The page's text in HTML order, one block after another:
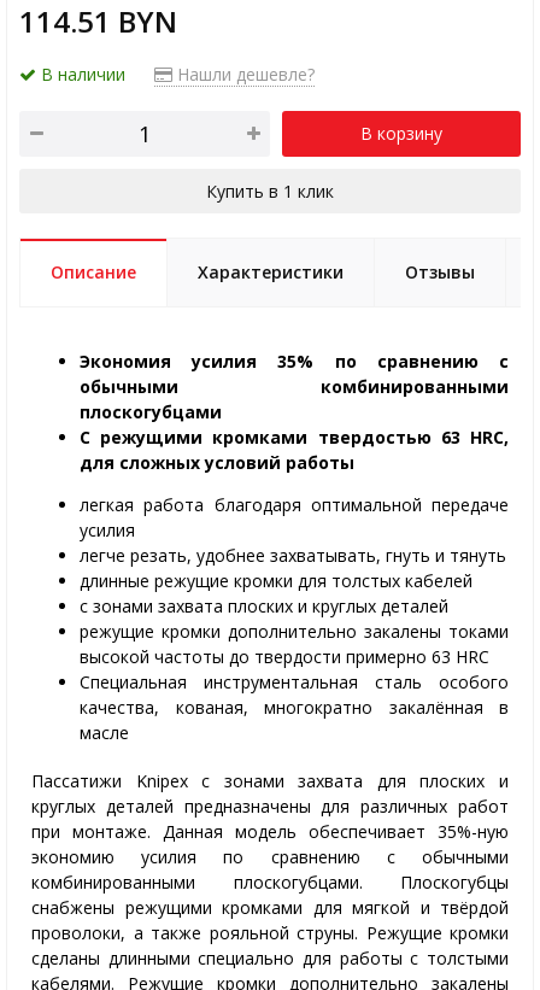
114.51 BYN
В наличии Нашли дешевле?
В корзину
Купить в 1 клик
Описание Характеристики Отзывы
Экономия усилия 35% по сравнению с
обычными комбинированными
плоскогубцами
C режущими кромками твердостью 63 HRC,
для сложных условий работы
легкая работа благодаря оптимальной передаче
усилия
легче резать, удобнее захватывать, гнуть и тянуть
длинные режущие кромки для толстых кабелей
с зонами захвата плоских и круглых деталей
режущие кромки дополнительно закалены токами
высокой частоты до твердости примерно 63 HRC
Специальная инструментальная сталь особого
качества, кованая, многократно закалённая в
масле
Пассатижи Knipex с зонами захвата для плоских и
круглых деталей предназначены для различных работ
при монтаже. Данная модель обеспечивает 35%-ную
экономию усилия по сравнению с обычными
комбинированными плоскогубцами. Плоскогубцы
снабжены режущими кромками для мягкой и твёрдой
проволоки, а также рояльной струны. Режущие кромки
сделаны длинными специально для работы с толстыми
кабелями. Режущие кромки дополнительно закалены